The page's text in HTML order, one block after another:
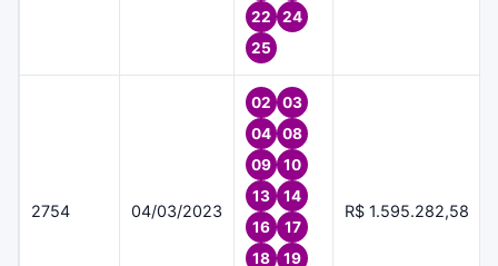
22
24
25
2754 04/03/2023
02
03
04
08
09
10
13
14
16
17
18
19
R$ 1.595.282,58